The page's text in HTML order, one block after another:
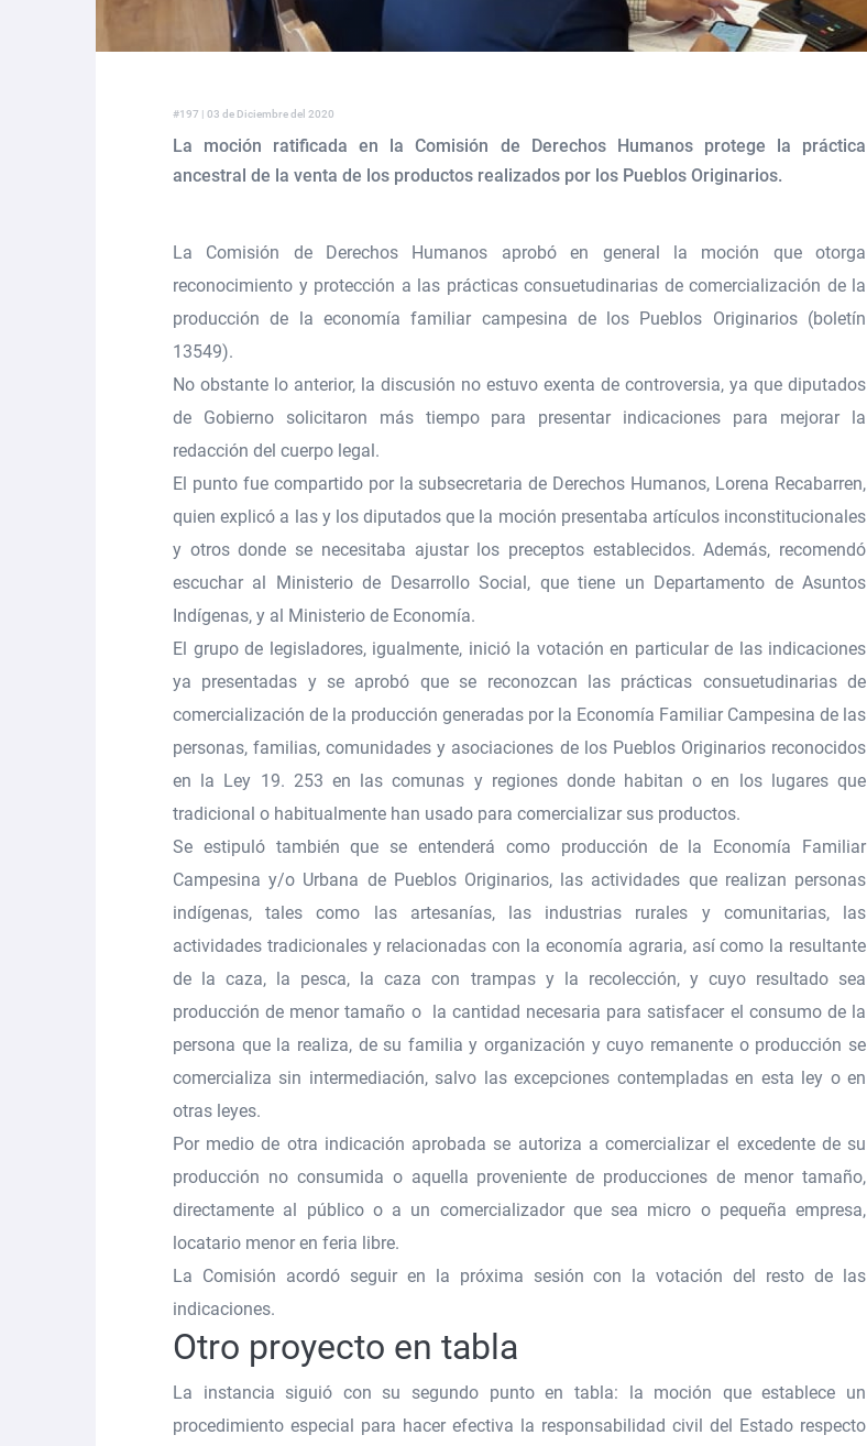
#197 | 03 de Diciembre del 2020
La moción ratificada en la Comisión de Derechos Humanos protege la práctica
ancestral de la venta de los productos realizados por los Pueblos Originarios.
La Comisión de Derechos Humanos aprobó en general la moción que otorga
reconocimiento y protección a las prácticas consuetudinarias de comercialización de la
producción de la economía familiar campesina de los Pueblos Originarios(boletín
13549).
No obstante lo anterior, la discusión no estuvo exenta de controversia, ya que diputados
de Gobierno solicitaron más tiempo para presentar indicaciones para mejorar la
redacción del cuerpo legal.
El punto fue compartido por la subsecretaria de Derechos Humanos, Lorena Recabarren,
quien explicó a las y los diputados que la moción presentaba artículos inconstitucionales
y otros donde se necesitaba ajustar los preceptos establecidos. Además, recomendó
escuchar al Ministerio de Desarrollo Social, que tiene un Departamento de Asuntos
Indígenas, y al Ministerio de Economía.
El grupo de legisladores, igualmente, inició la votación en particular de las indicaciones
ya presentadas y se aprobó que se reconozcan las prácticas consuetudinarias de
comercialización de la producción generadas por la Economía Familiar Campesina de las
personas, familias, comunidades y asociaciones de los Pueblos Originarios reconocidos
en la Ley 19. 253 en las comunas y regiones donde habitan o en los lugares que
tradicional o habitualmente han usado para comercializar sus productos.
Se estipuló también que se entenderá como producción de la Economía Familiar
Campesina y/o Urbana de Pueblos Originarios, las actividades que realizan personas
indígenas, tales como las artesanías, las industrias rurales y comunitarias, las
actividades tradicionales y relacionadas con la economía agraria, así como la resultante
de la caza, la pesca, la caza con trampas y la recolección, y cuyo resultado sea
producción de menor tamaño o la cantidad necesaria para satisfacer el consumo de la
persona que la realiza, de su familia y organización y cuyo remanente o producción se
comercializa sin intermediación, salvo las excepciones contempladas en esta ley o en
otras leyes.
Por medio de otra indicación aprobada se autoriza a comercializar el excedente de su
producción no consumida o aquella proveniente de producciones de menor tamaño,
directamente al público o a un comercializador que sea micro o pequeña empresa,
locatario menor en feria libre.
La Comisión acordó seguir en la próxima sesión con la votación del resto de las
indicaciones.
Otro proyecto en tabla
La instancia siguió con su segundo punto en tabla: la moción que establece un
procedimiento especial para hacer efectiva la responsabilidad civil del Estado respecto